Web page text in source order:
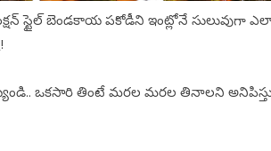
స్టైల్ బెండకాయ పకోడీని ఇంట్లోనే
ఒకసారి తింటే మరల మరల తినాలని